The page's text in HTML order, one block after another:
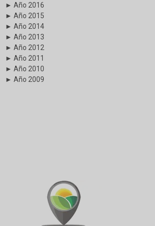
► Año 2016
► Año 2015
► Año 2014
► Año 2013
► Año 2012
► Año 2011
► Año 2010
► Año 2009